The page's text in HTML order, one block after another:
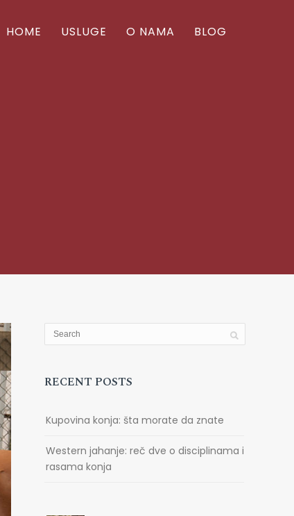
HOME USLUGE O NAMA BLOG
RECENT POSTS
Kupovina konja: šta morate da znate
Western jahanje: reč dve o disciplinama i
rasama konja